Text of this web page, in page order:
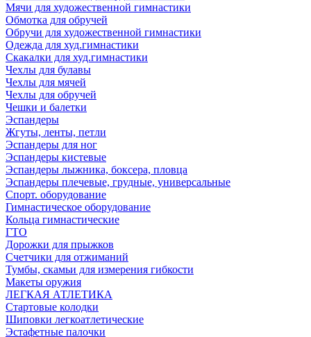
Мячи для художественной гимнастики
Обмотка для обручей
Обручи для художественной гимнастики
Одежда для худ.гимнастики
Скакалки для худ.гимнастики
Чехлы для булавы
Чехлы для мячей
Чехлы для обручей
Чешки и балетки
Эспандеры
Жгуты, ленты, петли
Эспандеры для ног
Эспандеры кистевые
Эспандеры лыжника, боксера, пловца
Эспандеры плечевые, грудные, универсальные
Спорт. оборудование
Гимнастическое оборудование
Кольца гимнастические
ГТО
Дорожки для прыжков
Счетчики для отжиманий
Тумбы, скамьи для измерения гибкости
Макеты оружия
ЛЕГКАЯ АТЛЕТИКА
Стартовые колодки
Шиповки легкоатлетические
Эстафетные палочки